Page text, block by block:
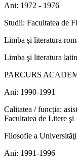
Ani: 1972 - 1976
Studii: Facultatea de
Limba şi literatura
Limba şi literatura
PARCURS
Ani: 1990-1991
Calitatea / funcția:
Facultatea de Litere şi
Filosofie a
Ani: 1991-1996